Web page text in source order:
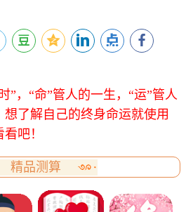
”，“命”管人的一生，“运”管人
了解自己的终身命运就使用
吧！
精品测算